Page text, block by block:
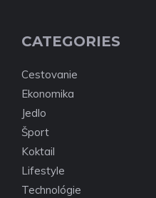
CATEGORIES
Cestovanie
Ekonomika
Jedlo
Šport
Koktail
Lifestyle
Technológie